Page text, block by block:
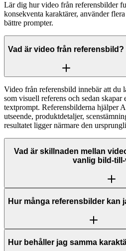
Lär dig hur video från referensbilder
konsekventa karaktärer, använder
bättre prompter.
Vad är video från referensbild?
Video från referensbild innebär att du
som visuell referens och sedan
textprompt. Referensbilderna hjälper
utseende, produktdetaljer,
resultatet ligger närmare den
Vad är skillnaden mellan
vanlig bild-
Hur många referensbilder kan
Hur behåller jag samma